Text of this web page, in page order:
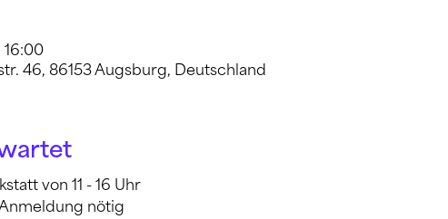
16:00
46, 86153 Augsburg, Deutschland
von 11 - 16 Uhr
nötig